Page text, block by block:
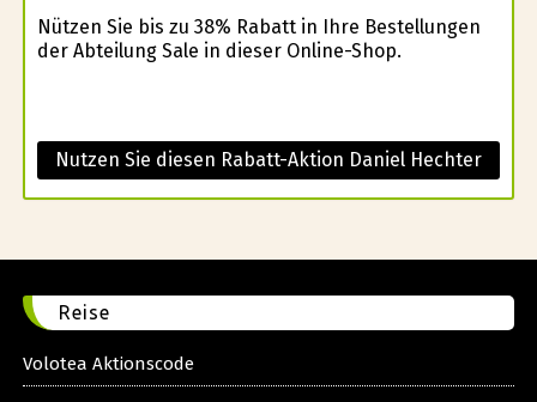
Nützen Sie bis zu 38% Rabatt in Ihre Bestellungen
der Abteilung Sale in dieser Online-Shop.
Nutzen Sie diesen Rabatt-Aktion Daniel Hechter
Reise
Volotea Aktionscode